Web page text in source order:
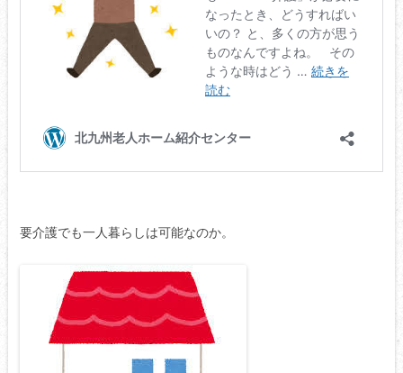
要介護でも一人暮らしは可能なのか。